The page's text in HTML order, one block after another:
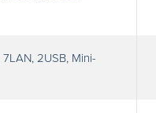
2USB, Mini-